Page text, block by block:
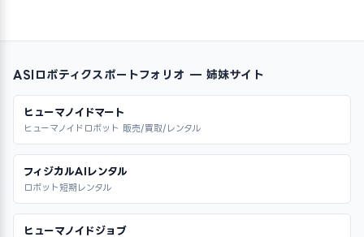
ASIロボティクスポートフォリオ — 姉妹サイト
ヒューマノイドマート
ヒューマノイドロボット 販売/買取/レンタル
フィジカルAIレンタル
ロボット短期レンタル
ヒューマノイドジョブ